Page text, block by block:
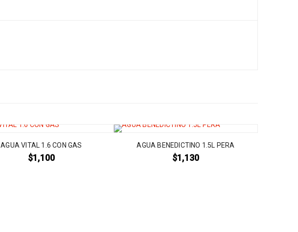
AGUA VITAL 1.6 CON GAS
$1,100
AGUA BENEDICTINO 1.5L PERA
$1,130